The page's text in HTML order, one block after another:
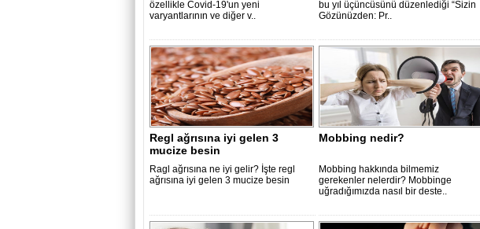
özellikle Covid-19'un yeni
varyantlarının ve diğer v..
bu yıl üçüncüsünü düzenlediği “Sizin
Gözünüzden: Pr..
Regl ağrısına iyi gelen 3
mucize besin
Ragl ağrısına ne iyi gelir? İşte regl
ağrısına iyi gelen 3 mucize besin
Mobbing nedir?
Mobbing hakkında bilmemiz
gerekenler nelerdir? Mobbinge
uğradığımızda nasıl bir deste..